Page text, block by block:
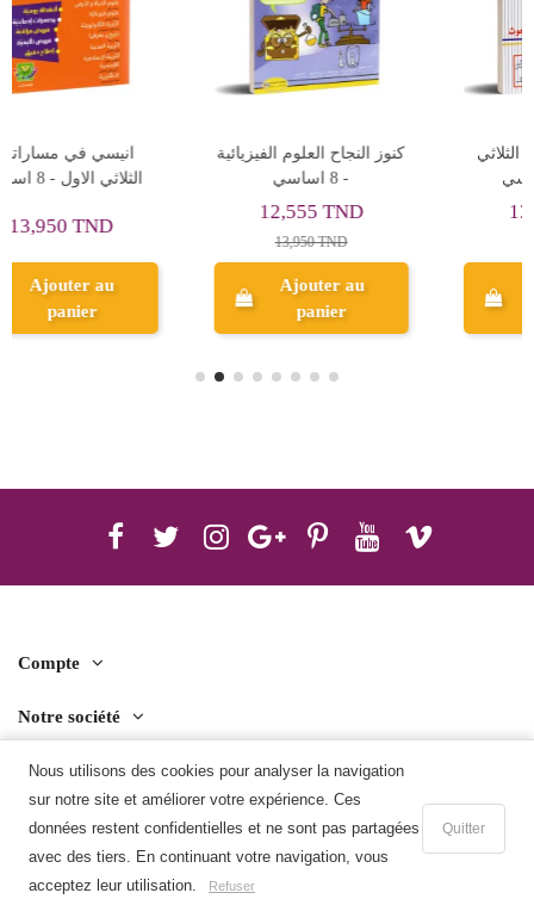
Nous utilisons des cookies pour analyser la navigation
sur notre site et améliorer votre expérience. Ces
données restent confidentielles et ne sont pas partagées
avec des tiers. En continuant votre navigation, vous
acceptez leur utilisation.
Refuser
Quitter
Ajouter au panier
الاول في الثامنة - الثلاثي
الماسة في الامتحانات -
الثلاثي الاول - 8 اساسي
Compte
Notre société
Contact us
Télécharger l'application mobile